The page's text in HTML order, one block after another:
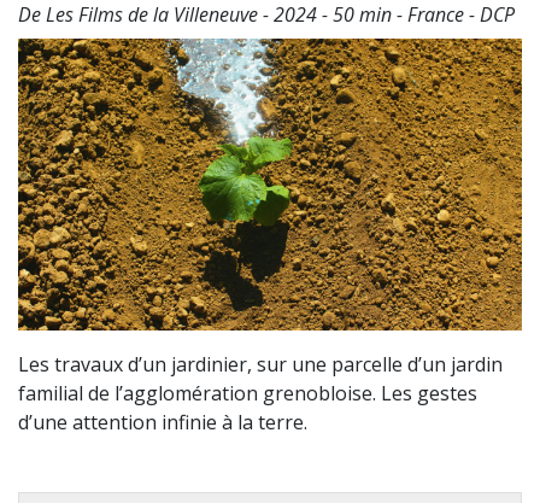
De Les Films de la Villeneuve - 2024 - 50 min - France - DCP
Les travaux d’un jardinier, sur une parcelle d’un jardin
familial de l’agglomération grenobloise. Les gestes
d’une attention infinie à la terre.